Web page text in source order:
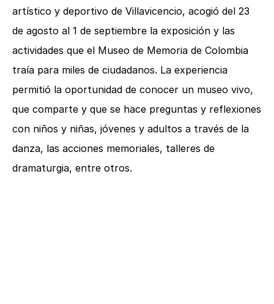
artístico y deportivo de Villavicencio, acogió del 23
de agosto al 1 de septiembre la exposición y las
actividades que el Museo de Memoria de Colombia
traía para miles de ciudadanos. La experiencia
permitió la oportunidad de conocer un museo vivo,
que comparte y que se hace preguntas y reflexiones
con niños y niñas, jóvenes y adultos a través de la
danza, las acciones memoriales, talleres de
dramaturgia, entre otros.